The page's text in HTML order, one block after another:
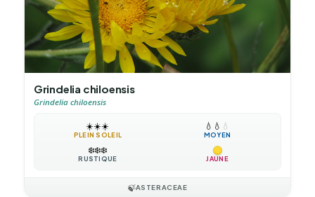
Grindelia chiloensis
Grindelia chiloensis
☀️☀️☀️
PLEIN SOLEIL
💧 💧 💧
MOYEN
❄️❄️❄️
RUSTIQUE JAUNE
🍃ASTERACEAE